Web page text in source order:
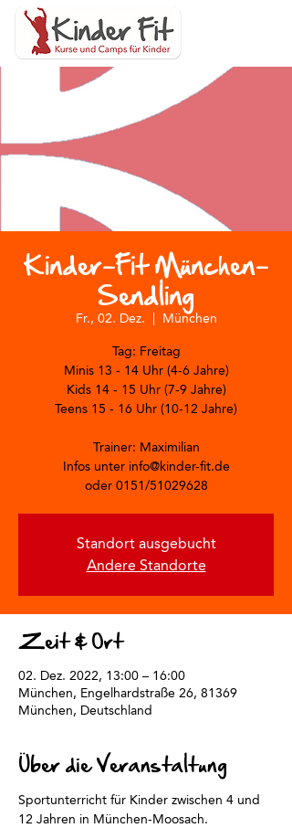
Kinder-Fit München-
Sendling
Fr., 02. Dez. München
Tag: Freitag
Minis 13 - 14 Uhr (4-6 Jahre)
Kids 14 - 15 Uhr (7-9 Jahre)
Teens 15 - 16 Uhr (10-12 Jahre)
Trainer: Maximilian
Infos unter info@kinder-fit.de
oder 0151/51029628
Standort ausgebucht
Andere Standorte
Zeit & Ort
02. Dez. 2022, 13:00 – 16:00
München, Engelhardstraße 26, 81369
München, Deutschland
Über die Veranstaltung
Sportunterricht für Kinder zwischen 4 und
12 Jahren in München-Moosach.